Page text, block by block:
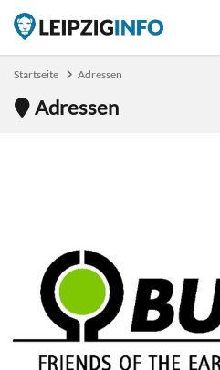
Startseite Adressen
Adressen